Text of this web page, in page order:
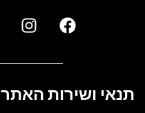
תנאי ושירות האתר